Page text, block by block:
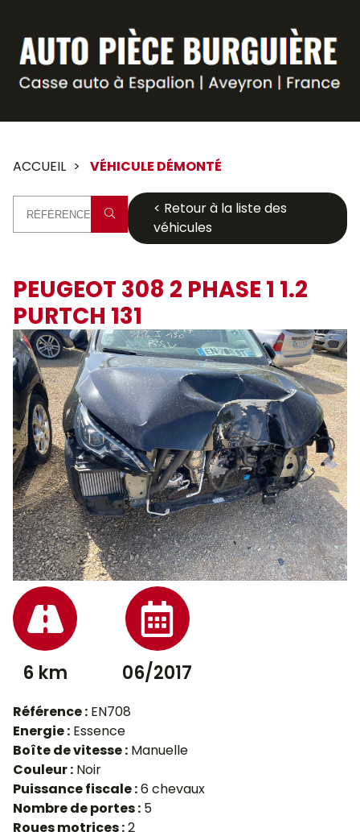
ACCUEIL VÉHICULE DÉMONTÉ
< Retour à la liste des
véhicules
PEUGEOT 308 2 PHASE 1 1.2
PURTCH 131
6 km 06/2017
Référence : EN708
Energie : Essence
Boîte de vitesse : Manuelle
Couleur : Noir
Puissance fiscale :6 chevaux
Nombre de portes : 5
Roues motrices :2